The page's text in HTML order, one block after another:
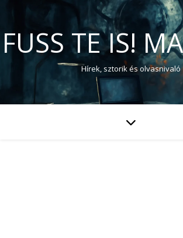
FUSS TE IS!
Hírek, sztorik és olvasnivaló